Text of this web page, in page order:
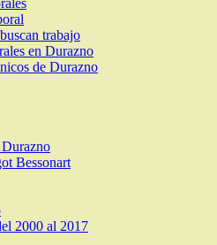
trabajo
en Durazno
de Durazno
Bessonart
2000 al 2017